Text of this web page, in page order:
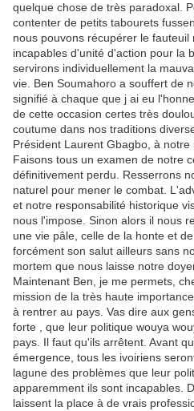
quelque chose de très paradoxal.
contenter de petits tabourets
nous pouvons récupérer le fauteuil
incapables d'unité d'action pour la
servirons individuellement la
vie. Ben Soumahoro a souffert de
signifié à chaque que j ai eu
de cette occasion certes très
coutume dans nos traditions
Président Laurent Gbagbo, à notre
Faisons tous un examen de notre
définitivement perdu. Resserrons
naturel pour mener le combat.
et notre responsabilité historique
nous l'impose. Sinon alors il nous
une vie pâle, celle de la honte et
forcément son salut ailleurs sans
mortem que nous laisse notre
Maintenant Ben, je me permets,
mission de la très haute
à rentrer au pays. Vas dire aux
forte , que leur politique wouya
pays. Il faut qu'ils arrêtent. Avant
émergence, tous les ivoiriens
lagune des problèmes que leur
apparemment ils sont incapables.
laissent la place à de vrais